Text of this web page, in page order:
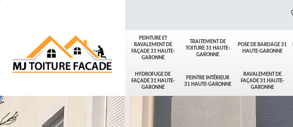
PEINTURE ET
RAVALEMENT DE
FAÇADE 31 HAUTE-
GARONNE
TRAITEMENT DE
TOITURE 31 HAUTE-
GARONNE
POSE DE BARDAGE 31
HAUTE-GARONNE
HYDROFUGE DE
FAÇADE 31 HAUTE-
GARONNE
PEINTRE INTÉRIEUR
31 HAUTE-GARONNE
RAVALEMENT DE
FAÇADE 31 HAUTE-
GARONNE